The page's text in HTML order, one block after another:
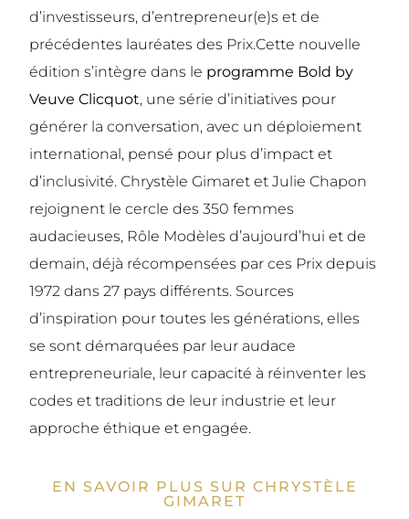
d’investisseurs, d’entrepreneur(e)s et de
précédentes lauréates des Prix.Cette nouvelle
édition s’intègre dans le programme Bold by
Veuve Clicquot, une série d’initiatives pour
générer la conversation, avec un déploiement
international, pensé pour plus d’impact et
d’inclusivité. Chrystèle Gimaret et Julie Chapon
rejoignent le cercle des 350 femmes
audacieuses, Rôle Modèles d’aujourd’hui et de
demain, déjà récompensées par ces Prix depuis
1972 dans 27 pays différents. Sources
d’inspiration pour toutes les générations, elles
se sont démarquées par leur audace
entrepreneuriale, leur capacité à réinventer les
codes et traditions de leur industrie et leur
approche éthique et engagée.
EN SAVOIR PLUS SUR CHRYSTÈLE
GIMARET